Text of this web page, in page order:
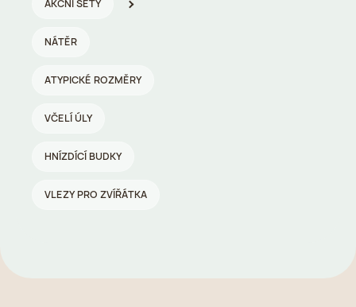
AKČNÍ SETY
NÁTĚR
ATYPICKÉ ROZMĚRY
VČELÍ ÚLY
HNÍZDÍCÍ BUDKY
VLEZY PRO ZVÍŘÁTKA